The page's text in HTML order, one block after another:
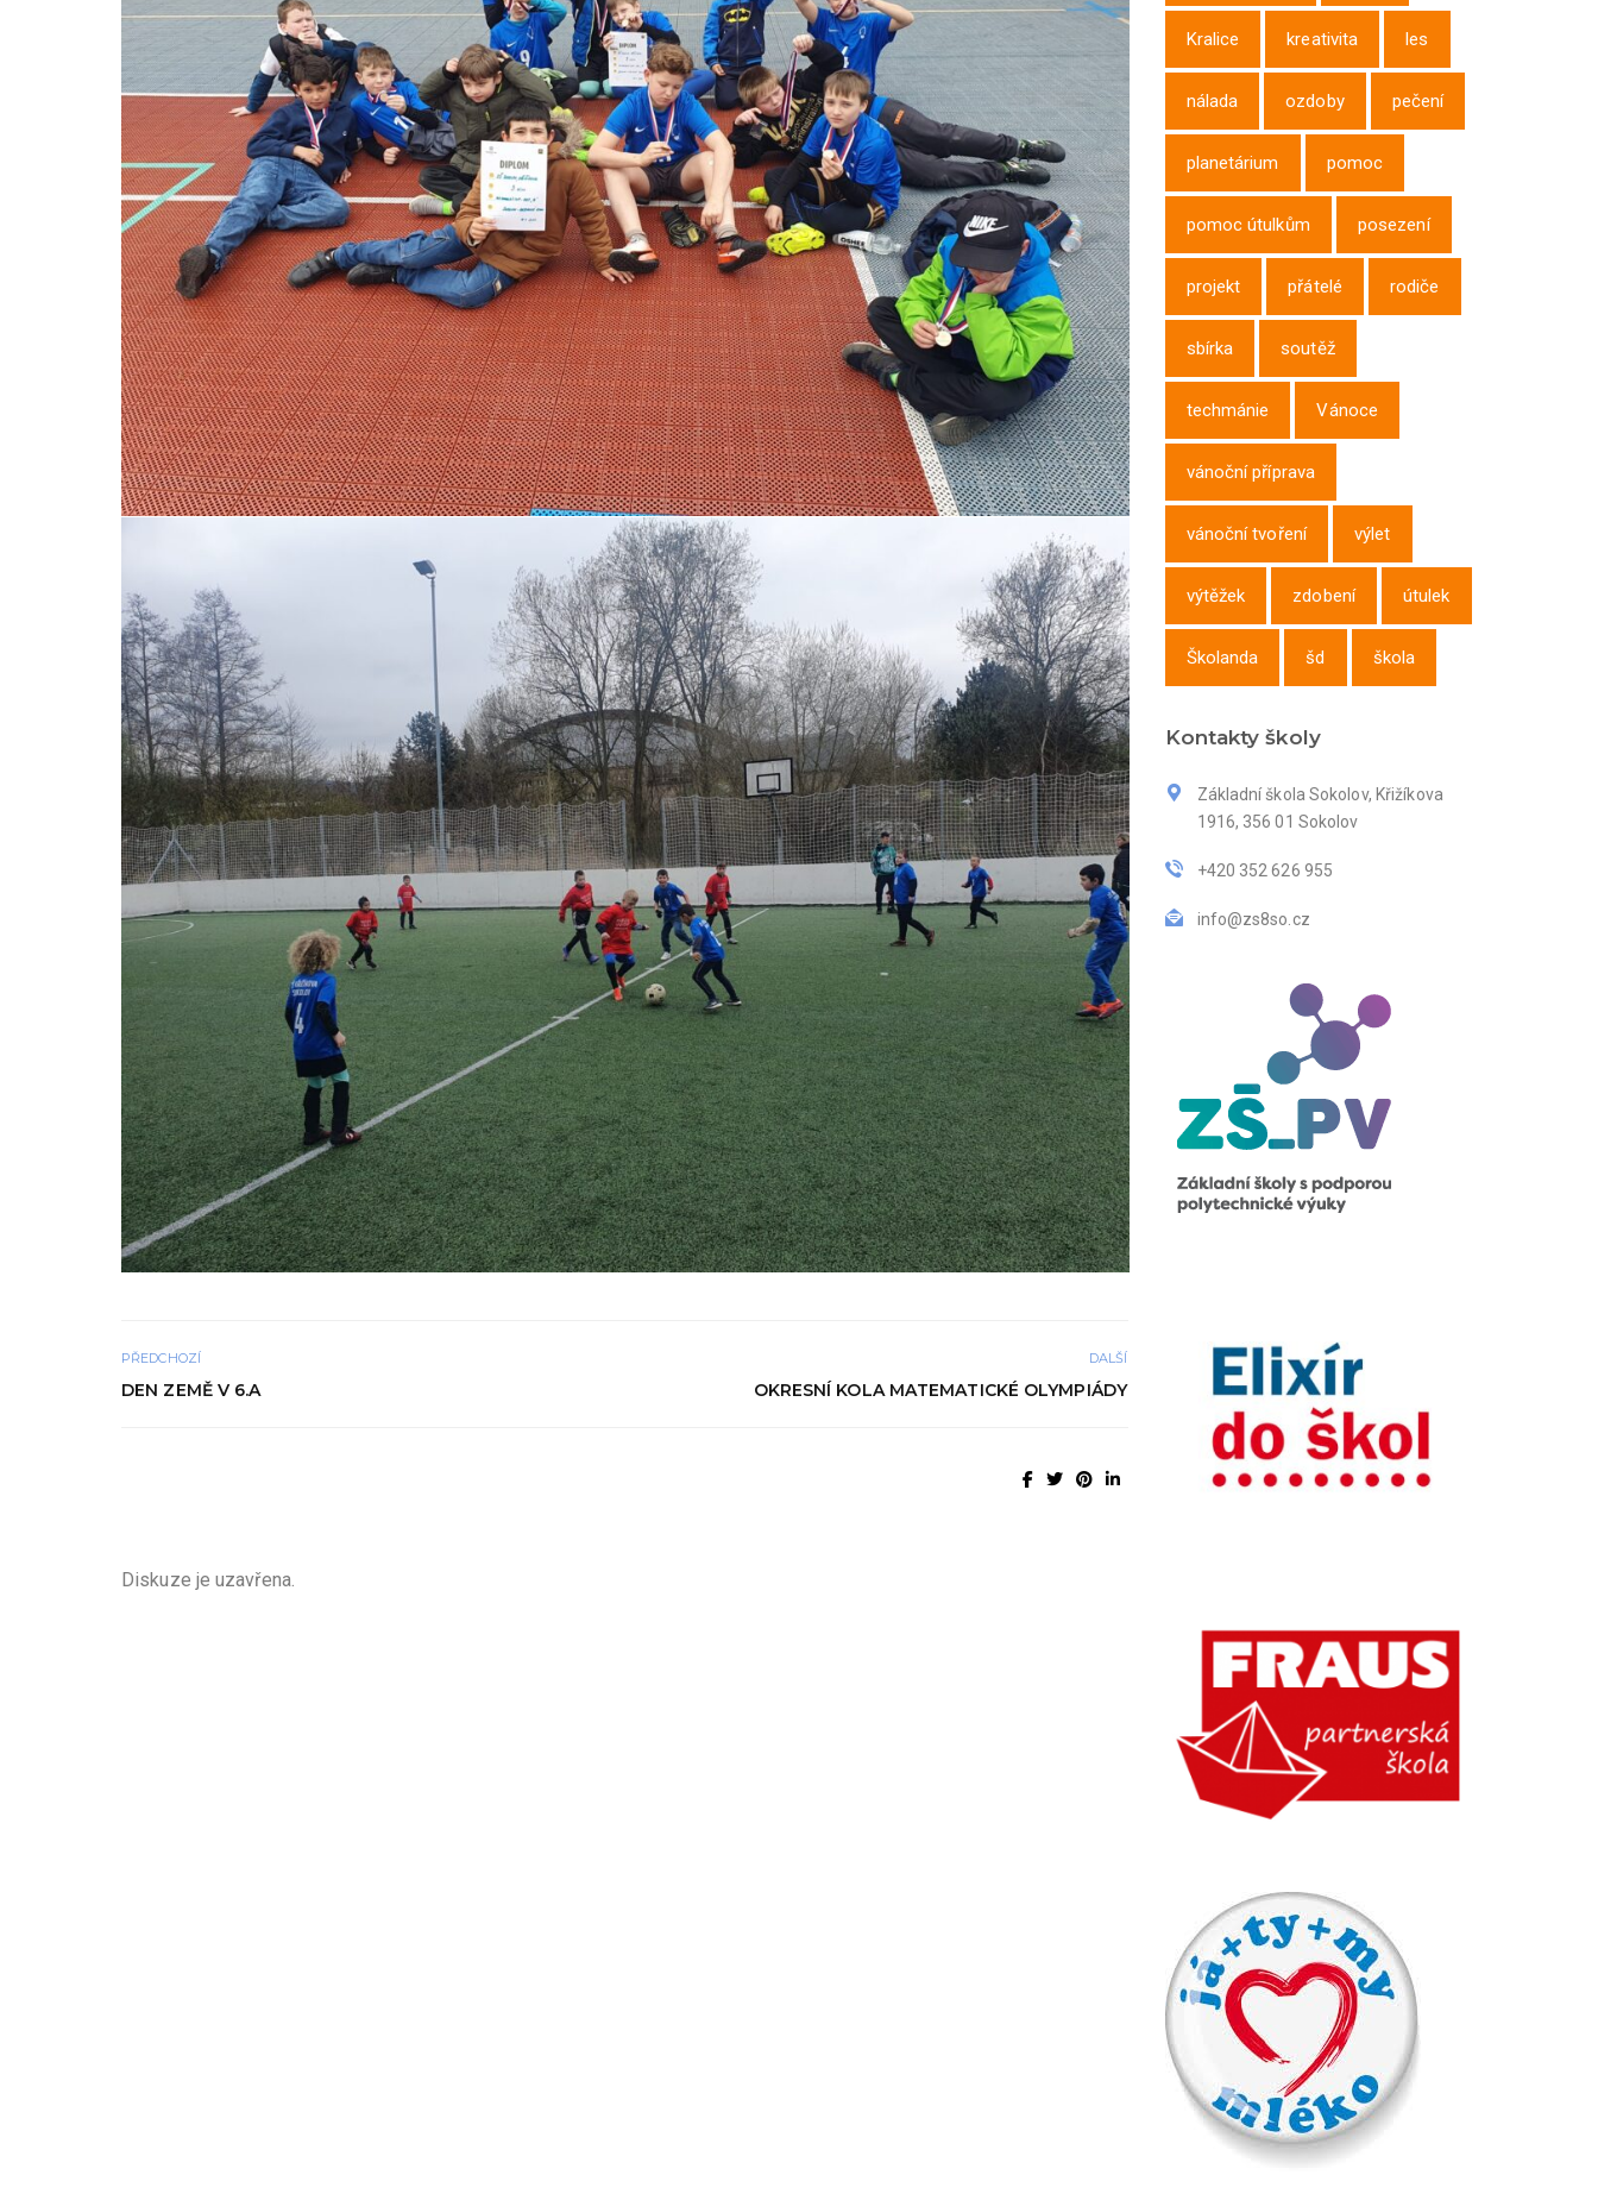
PŘEDCHOZÍ
DEN ZEMĚ V 6.A
DALŠÍ
OKRESNÍ KOLA MATEMATICKÉ OLYMPIÁDY
Diskuze je uzavřena.
Kralice kreativita les
nálada ozdoby pečení
planetárium pomoc
pomoc útulkům posezení
projekt přátelé rodiče
sbírka soutěž
techmánie Vánoce
vánoční příprava
vánoční tvoření výlet
výtěžek zdobení útulek
Školanda šd škola
Kontakty školy
Základní škola Sokolov, Křižíkova
1916, 356 01 Sokolov
+420 352 626 955
info@zs8so.cz